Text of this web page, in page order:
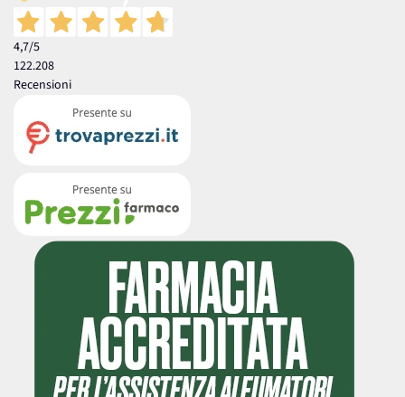
4,7/5
122.208
Recensioni